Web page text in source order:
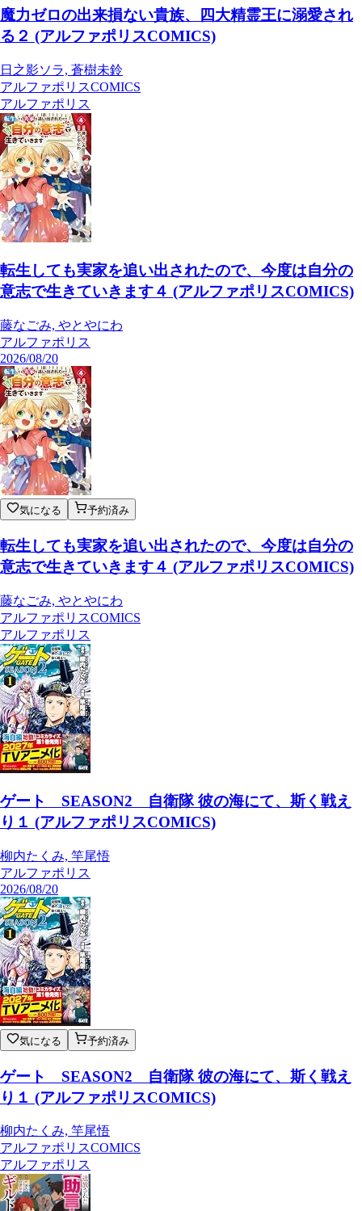
魔力ゼロの出来損ない貴族、四大精霊王に溺愛され
る２ (アルファポリスCOMICS)
日之影ソラ, 蒼樹未鈴
アルファポリスCOMICS
アルファポリス
転生しても実家を追い出されたので、今度は自分の
意志で生きていきます４ (アルファポリスCOMICS)
藤なごみ, やとやにわ
アルファポリス
2026/08/20
気になる 予約済み
転生しても実家を追い出されたので、今度は自分の
意志で生きていきます４ (アルファポリスCOMICS)
藤なごみ, やとやにわ
アルファポリスCOMICS
アルファポリス
ゲート SEASON2 自衛隊 彼の海にて、斯く戦え
り１ (アルファポリスCOMICS)
柳内たくみ, 竿尾悟
アルファポリス
2026/08/20
気になる 予約済み
ゲート SEASON2 自衛隊 彼の海にて、斯く戦え
り１ (アルファポリスCOMICS)
柳内たくみ, 竿尾悟
アルファポリスCOMICS
アルファポリス